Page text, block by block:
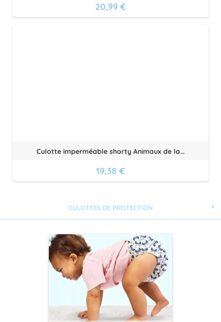
CULOTTES DE PROTECTION
20,99 €
Culotte imperméable shorty Animaux de la...
19,38 €